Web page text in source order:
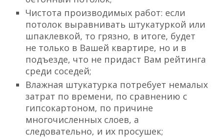
Чистота производимых работ: если
потолок выравнивать штукатуркой или
шпаклевкой, то грязно, в итоге, будет
не только в Вашей квартире, но и в
подъезде, что не придаст Вам рейтинга
среди соседей;
Влажная штукатурка потребует немалых
затрат по времени, по сравнению с
гипсокартоном, по причине
многочисленных слоев, а
следовательно, и их просушек;